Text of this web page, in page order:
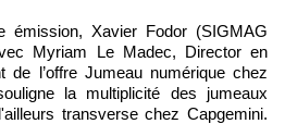
émission, Xavier Fodor (SIGMAG
Myriam Le Madec, Director en
de l’offre Jumeau numérique chez
la multiplicité des jumeaux
transverse chez Capgemini.